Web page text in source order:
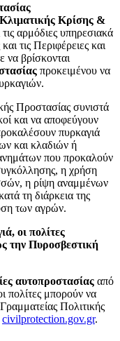
Κρίσης &
αρμόδιες υπηρεσιακά
τις Περιφέρειες και
βρίσκονται
προκειμένου να
Προστασίας συνιστά
και να αποφεύγουν
πυρκαγιά
και κλαδιών ή
που προκαλούν
η χρήση
η ρίψη αναμμένων
τη διάρκεια της
των αγρών.
οι πολίτες
την Πυροσβεστική
αυτοπροστασίας από
πολίτες μπορούν να
Πολιτικής
civilprotection.gov.gr.